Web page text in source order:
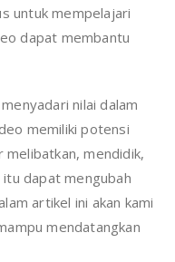
untuk mempelajari
dapat membantu
nilai dalam
memiliki potensi
melibatkan, mendidik,
dapat mengubah
artikel ini akan kami
mendatangkan